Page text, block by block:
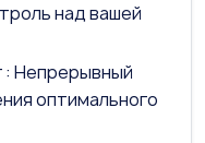
над вашей
: Непрерывный
оптимального